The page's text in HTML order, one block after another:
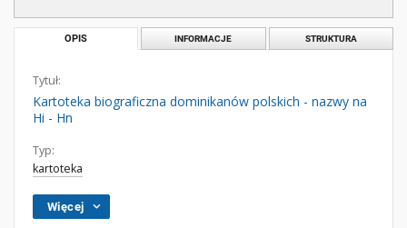
OPIS INFORMACJE STRUKTURA
Tytuł:
Kartoteka biograficzna dominikanów polskich - nazwy na
Hi - Hn
Typ:
kartoteka
Więcej